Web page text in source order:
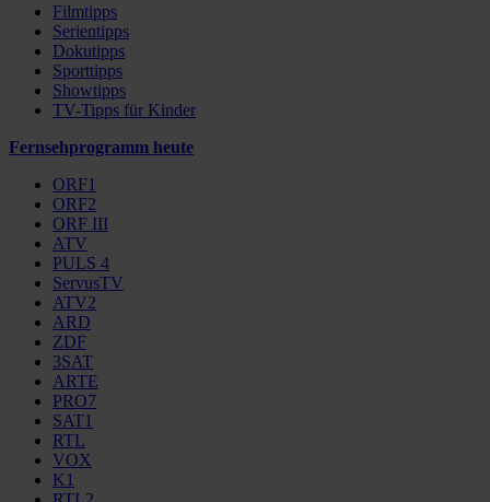
Filmtipps
Serientipps
Dokutipps
Sporttipps
Showtipps
TV-Tipps für Kinder
Fernsehprogramm heute
ORF1
ORF2
ORF III
ATV
PULS 4
ServusTV
ATV2
ARD
ZDF
3SAT
ARTE
PRO7
SAT1
RTL
VOX
K1